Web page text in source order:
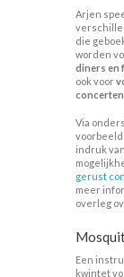
Arjen
die
worden
diners en
ook voor
concerten
Via
indruk
gerust
meer
overleg
Een
kwintet